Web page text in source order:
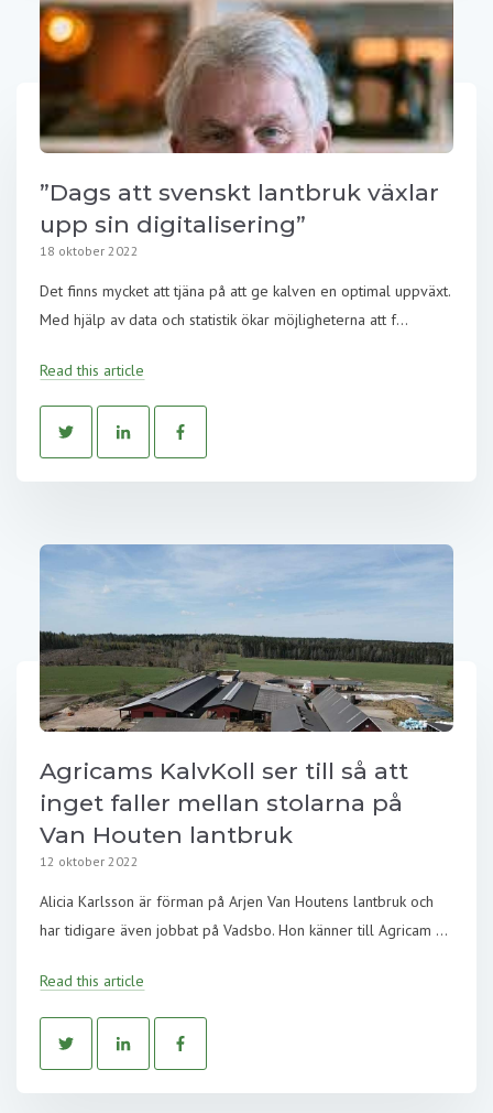
”Dags att svenskt lantbruk växlar
upp sin digitalisering”
18 oktober 2022
Det finns mycket att tjäna på att ge kalven en optimal uppväxt.
Med hjälp av data och statistik ökar möjligheterna att f...
Read this article
Agricams KalvKoll ser till så att
inget faller mellan stolarna på
Van Houten lantbruk
12 oktober 2022
Alicia Karlsson är förman på Arjen Van Houtens lantbruk och
har tidigare även jobbat på Vadsbo. Hon känner till Agricam ...
Read this article